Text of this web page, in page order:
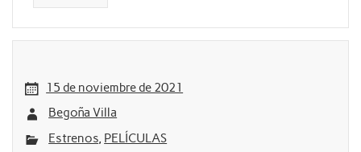
15 de noviembre de 2021
Begoña Villa
Estrenos PELÍCULAS